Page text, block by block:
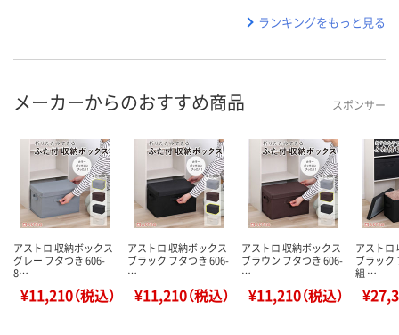
ランキングをもっと見る
メーカーからのおすすめ商品 スポンサー
アストロ 収納ボックス
グレー フタつき 606-
8…
¥11,210（税込）
アストロ 収納ボックス
ブラック フタつき 606-
…
¥11,210（税込）
アストロ 収納ボックス
ブラウン フタつき 606-
…
¥11,210（税込）
アストロ
ブラック
組 …